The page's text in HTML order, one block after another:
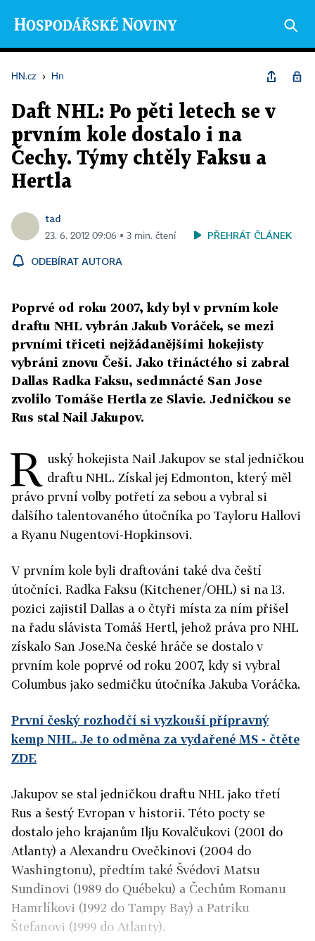
HN.cz › Hn
Daft NHL: Po pěti letech se v
prvním kole dostalo i na
Čechy. Týmy chtěly Faksu a
Hertla
tad
23. 6. 2012 09:06 ▪ 3 min. čtení PŘEHRÁT ČLÁNEK
ODEBÍRAT AUTORA
Poprvé od roku 2007, kdy byl v prvním kole
draftu NHL vybrán Jakub Voráček, se mezi
prvními třiceti nejžádanějšími hokejisty
vybráni znovu Češi. Jako třináctého si zabral
Dallas Radka Faksu, sedmnácté San Jose
zvolilo Tomáše Hertla ze Slavie. Jedničkou se
Rus stal Nail Jakupov.
R uský hokejista Nail Jakupov se stal jedničkou
draftu NHL. Získal jej Edmonton, který měl
právo první volby potřetí za sebou a vybral si
dalšího talentovaného útočníka po Tayloru Hallovi
a Ryanu Nugentovi-Hopkinsovi.
V prvním kole byli draftováni také dva čeští
útočníci. Radka Faksu (Kitchener/OHL) si na 13.
pozici zajistil Dallas a o čtyři místa za ním přišel
na řadu slávista Tomáš Hertl, jehož práva pro NHL
získalo San Jose.Na české hráče se dostalo v
prvním kole poprvé od roku 2007, kdy si vybral
Columbus jako sedmičku útočníka Jakuba Voráčka.
První český rozhodčí si vyzkouší přípravný
kemp NHL. Je to odměna za vydařené MS - čtěte
ZDE
Jakupov se stal jedničkou draftu NHL jako třetí
Rus a šestý Evropan v historii. Této pocty se
dostalo jeho krajanům Ilju Kovalčukovi (2001 do
Atlanty) a Alexandru Ovečkinovi (2004 do
Washingtonu), předtím také Švédovi Matsu
Sundinovi (1989 do Québeku) a Čechům Romanu
Hamrlíkovi (1992 do Tampy Bay) a Patriku
Štefanovi (1999 do Atlanty).